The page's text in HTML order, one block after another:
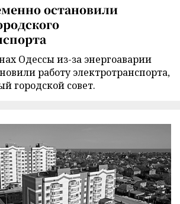
остановили
Одессы из-за энергоаварии
работу электротранспорта,
городской совет.